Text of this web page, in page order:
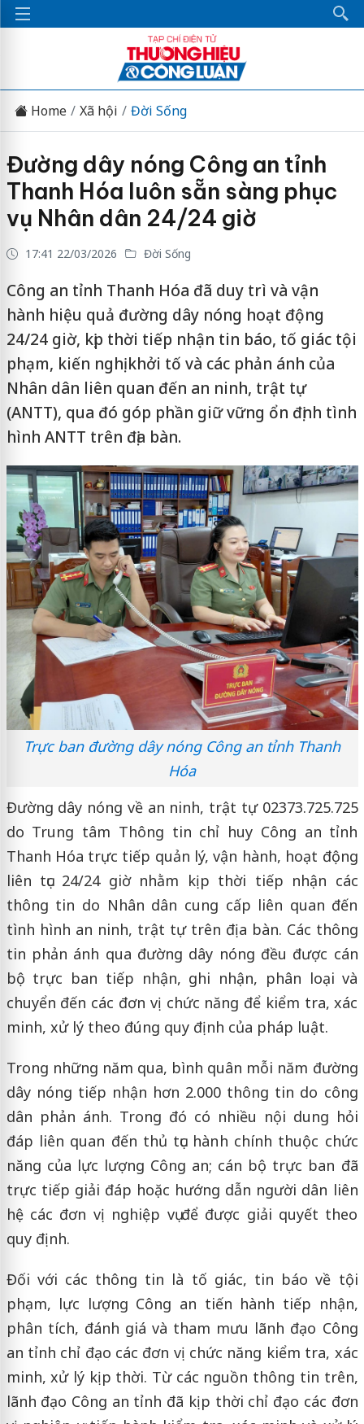
Home Xã hội Đời Sống
Đường dây nóng Công an tỉnh
Thanh Hóa luôn sẵn sàng phục
vụ Nhân dân 24/24 giờ
17:41 22/03/2026 Đời Sống
Công an tỉnh Thanh Hóa đã duy trì và vận
hành hiệu quả đường dây nóng hoạt động
24/24 giờ, kịp thời tiếp nhận tin báo, tố giác tội
phạm, kiến nghị khởi tố và các phản ánh của
Nhân dân liên quan đến an ninh, trật tự
(ANTT), qua đó góp phần giữ vững ổn định tình
hình ANTT trên địa bàn.
Trực ban đường dây nóng Công an tỉnh Thanh
Hóa
Đường dây nóng về an ninh, trật tự 02373.725.725
do Trung tâm Thông tin chỉ huy Công an tỉnh
Thanh Hóa trực tiếp quản lý, vận hành, hoạt động
liên tục 24/24 giờ nhằm kịp thời tiếp nhận các
thông tin do Nhân dân cung cấp liên quan đến
tình hình an ninh, trật tự trên địa bàn. Các thông
tin phản ánh qua đường dây nóng đều được cán
bộ trực ban tiếp nhận, ghi nhận, phân loại và
chuyển đến các đơn vị chức năng để kiểm tra, xác
minh, xử lý theo đúng quy định của pháp luật.
Trong những năm qua, bình quân mỗi năm đường
dây nóng tiếp nhận hơn 2.000 thông tin do công
dân phản ánh. Trong đó có nhiều nội dung hỏi
đáp liên quan đến thủ tục hành chính thuộc chức
năng của lực lượng Công an; cán bộ trực ban đã
trực tiếp giải đáp hoặc hướng dẫn người dân liên
hệ các đơn vị nghiệp vụ để được giải quyết theo
quy định.
Đối với các thông tin là tố giác, tin báo về tội
phạm, lực lượng Công an tiến hành tiếp nhận,
phân tích, đánh giá và tham mưu lãnh đạo Công
an tỉnh chỉ đạo các đơn vị chức năng kiểm tra, xác
minh, xử lý kịp thời. Từ các nguồn thông tin trên,
lãnh đạo Công an tỉnh đã kịp thời chỉ đạo các đơn